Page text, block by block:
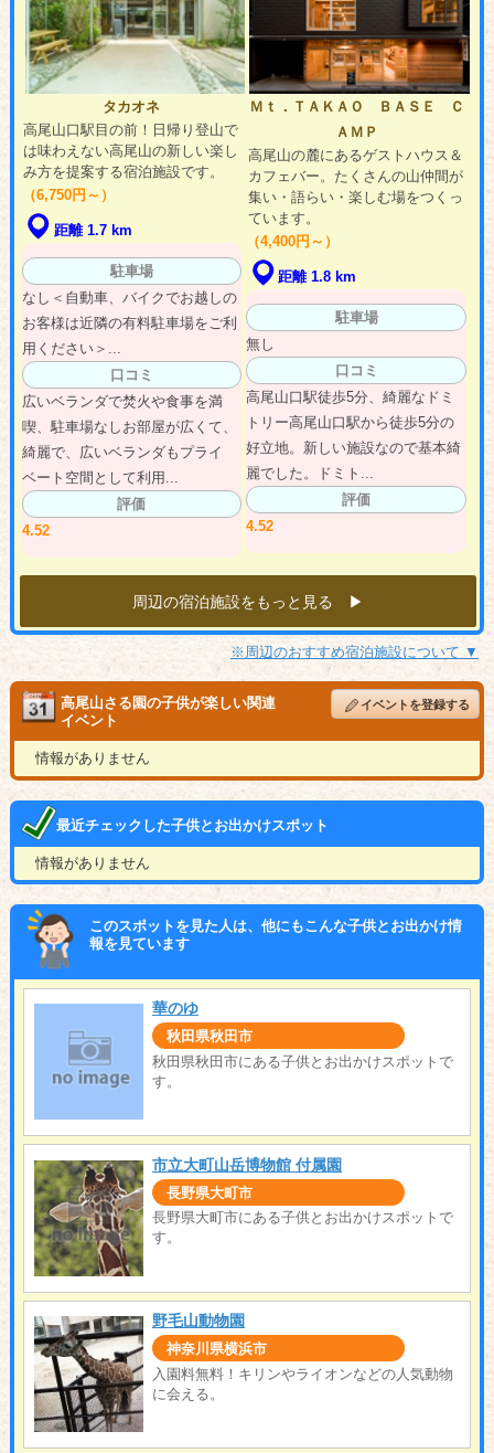
タカオネ
高尾山口駅目の前！日帰り登山で
は味わえない高尾山の新しい楽し
み方を提案する宿泊施設です。
（6,750円～）
距離 1.7 km
駐車場
なし＜自動車、バイクでお越しの
お客様は近隣の有料駐車場をご利
用ください＞...
口コミ
広いベランダで焚火や食事を満
喫、駐車場なしお部屋が広くて、
綺麗で、広いベランダもプライ
ベート空間として利用...
評価
4.52
Ｍｔ．ＴＡＫＡＯ ＢＡＳＥ Ｃ
ＡＭＰ
高尾山の麓にあるゲストハウス＆
カフェバー。たくさんの山仲間が
集い・語らい・楽しむ場をつくっ
ています。
（4,400円～）
距離 1.8 km
駐車場
無し
口コミ
高尾山口駅徒歩5分、綺麗なドミ
トリー高尾山口駅から徒歩5分の
好立地。新しい施設なので基本綺
麗でした。ドミト...
評価
4.52
周辺の宿泊施設をもっと見る ▶︎
※周辺のおすすめ宿泊施設について ▼
高尾山さる園の子供が楽しい関連
イベント
イベントを登録する
情報がありません
最近チェックした子供とお出かけスポット
情報がありません
このスポットを見た人は、他にもこんな子供とお出かけ情
報を見ています
華のゆ
秋田県秋田市
秋田県秋田市にある子供とお出かけスポットで
す。
市立大町山岳博物館 付属園
長野県大町市
長野県大町市にある子供とお出かけスポットで
す。
野毛山動物園
神奈川県横浜市
入園料無料！キリンやライオンなどの人気動物
に会える。